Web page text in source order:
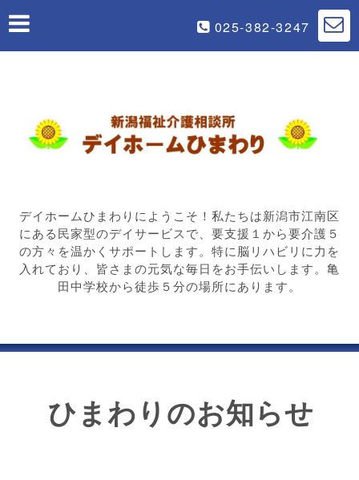
025-382-3247
デイホームひまわりにようこそ！私たちは新潟市江南区
にある民家型のデイサービスで、要支援１から要介護５
の方々を温かくサポートします。特に脳リハビリに力を
入れており、皆さまの元気な毎日をお手伝いします。亀
田中学校から徒歩５分の場所にあります。
ひまわりのお知らせ